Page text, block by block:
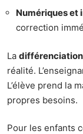
Numériques et
correction
La
réalité.
L’élève prend la
propres besoins.
Pour les enfants